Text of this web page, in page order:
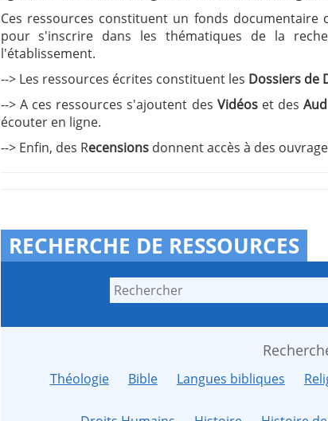
Ces ressources constituent un fonds documentaire
pour s'inscrire dans les thématiques de la
l'établissement.
--> Les ressources écrites constituent les Dossiers de
--> A ces ressources s'ajoutent des Vidéoset des
écouter en ligne.
--> Enfin, des Recensionsdonnent accès à des
RECHERCHE DE RESSOURCES
Théologie Bible Langues bibliques